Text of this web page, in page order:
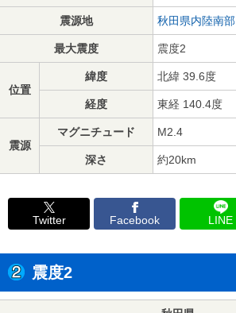
震源地 秋田県内陸南部
最大震度 震度2
位置
緯度 北緯 39.6度
経度 東経 140.4度
震源
マグニチュード M2.4
深さ 約20km
Twitter Facebook LINE
震度2